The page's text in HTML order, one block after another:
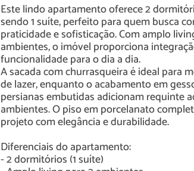
Este lindo apartamento oferece 2
sendo 1 suíte, perfeito para quem busca
praticidade e sofisticação. Com amplo
ambientes, o imóvel proporciona
funcionalidade para o dia a dia.
A sacada com churrasqueira é ideal para
de lazer, enquanto o acabamento em
persianas embutidas adicionam requinte
ambientes. O piso em porcelanato
projeto com elegância e durabilidade.
Diferenciais do apartamento:
- 2 dormitórios (1 suíte)